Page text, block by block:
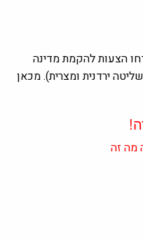
הצעות להקמת מדינה
ו- 1967 (תחת שליטה ירדנית ומצרית). מכאן
זה